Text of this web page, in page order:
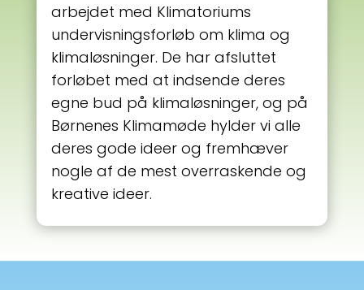
arbejdet med Klimatoriums
undervisningsforløb om klima og
klimaløsninger. De har afsluttet
forløbet med at indsende deres
egne bud på klimaløsninger, og på
Børnenes Klimamøde hylder vi alle
deres gode ideer og fremhæver
nogle af de mest overraskende og
kreative ideer.